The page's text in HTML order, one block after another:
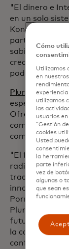
"El dinero e
en un solo
Kongel, CEO.
partir de 2018
sabiendo que
crearía valor
podemos
Plume
es una
especialmente
Ofrece un
compatible
comerciar y
"El futuro de
radica en
tradicionales a
innovación
Pornprinya,
Plume,
futuro al llevar
la cadena,
confianza y
Cómo
Utilizamos
en
utilizamos
las
usuarios
“Gestión
cookies
Usted
la
parte
vez de
algunas o
que sean